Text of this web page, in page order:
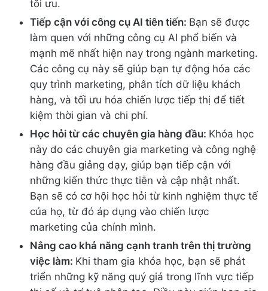
tối ưu.
Tiếp cận với công cụ AI tiên tiến: Bạn sẽ được
làm quen với những công cụ AI phổ biến và
mạnh mẽ nhất hiện nay trong ngành marketing.
Các công cụ này sẽ giúp bạn tự động hóa các
quy trình marketing, phân tích dữ liệu khách
hàng, và tối ưu hóa chiến lược tiếp thị để tiết
kiệm thời gian và chi phí.
Học hỏi từ các chuyên gia hàng đầu: Khóa học
này do các chuyên gia marketing và công nghệ
hàng đầu giảng dạy, giúp bạn tiếp cận với
những kiến thức thực tiễn và cập nhật nhất.
Bạn sẽ có cơ hội học hỏi từ kinh nghiệm thực tế
của họ, từ đó áp dụng vào chiến lược
marketing của chính mình.
Nâng cao khả năng cạnh tranh trên thị trường
việc làm: Khi tham gia khóa học, bạn sẽ phát
triển những kỹ năng quý giá trong lĩnh vực tiếp